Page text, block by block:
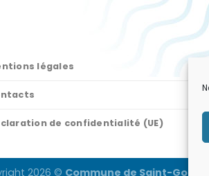
légales
de confidentialité (UE)
2026 © Commune de Saint-Goazec